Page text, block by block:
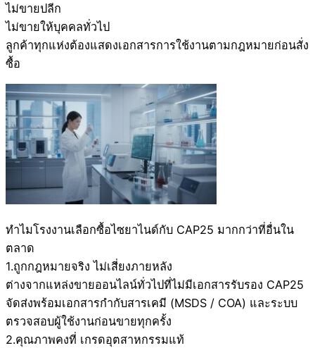
ไม่ขายปลีก
ไม่ขายให้บุคคลทั่วไป
ลูกค้าทุกแห่งต้องแสดงเอกสารการใช้งานตามกฎหมายก่อนสั่ง
ซื้อ
ทำไมโรงงานเลือกซื้อไซยาไนด์กับ CAP25 มากกว่าที่อื่นใน
ตลาด
1.ถูกกฎหมายจริง ไม่เสี่ยงภายหลัง
ต่างจากแหล่งขายออนไลน์ทั่วไปที่ไม่มีเอกสารรับรอง CAP25
จัดส่งพร้อมเอกสารกำกับสารเคมี (MSDS / COA) และระบบ
ตรวจสอบผู้ใช้งานก่อนขายทุกครั้ง
2.คุณภาพคงที่ เกรดอุตสาหกรรมแท้